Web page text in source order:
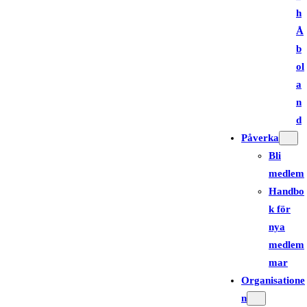
h
Å
b
ol
a
n
d
Påverka
Bli
medlem
Handbo
k för
nya
medlem
mar
Organisatione
n